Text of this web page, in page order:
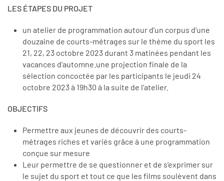
LES ÉTAPES DU PROJET
un atelier de programmation autour d’un corpus d’une
douzaine de courts-métrages sur le thème du sport les
21, 22, 23 octobre 2023 durant 3 matinées pendant les
vacances d’automne.une projection finale de la
sélection concoctée par les participants le jeudi 24
octobre 2023 à 19h30 à la suite de l’atelier.
OBJECTIFS
Permettre aux jeunes de découvrir des courts-
métrages riches et variés grâce à une programmation
conçue sur mesure
Leur permettre de se questionner et de s’exprimer sur
le sujet du sport et tout ce que les films soulèvent dans